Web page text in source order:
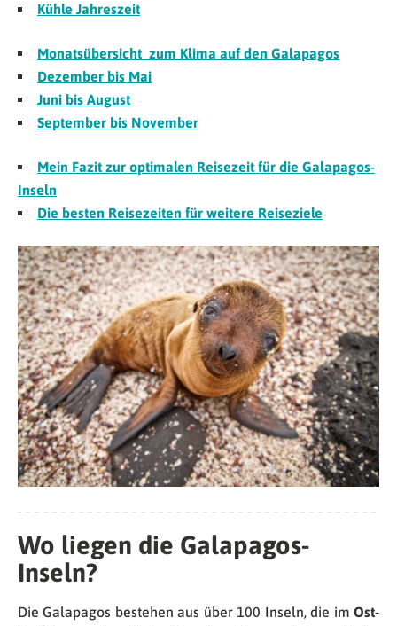
Kühle Jahreszeit
Monatsübersicht zum Klima auf den Galapagos
Dezember bis Mai
Juni bis August
September bis November
Mein Fazit zur optimalen Reisezeit für die Galapagos-
Inseln
Die besten Reisezeiten für weitere Reiseziele
Wo liegen die Galapagos-
Inseln?
Die Galapagos bestehen aus über 100 Inseln, die im Ost-